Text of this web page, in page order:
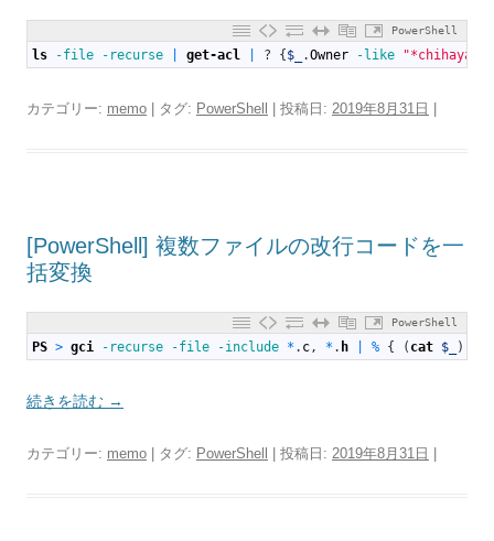
PowerShell
ls -file -recurse get-acl ? { $_ .Owner -like "*chihaya"
カテゴリー: memo | タグ: PowerShell | 投稿日: 2019年8月31日
[PowerShell] 複数ファイルの改行コードを一
括変換
PowerShell
PS > gci -recurse -file -include * . c, * . h % { ( cat $_ )
続きを読む →
カテゴリー: memo | タグ: PowerShell | 投稿日: 2019年8月31日